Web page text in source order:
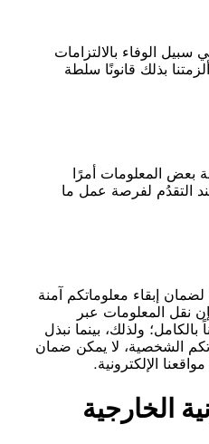
الوفاء بالالتزامات
ألزمتنا بذلك قانونًا سلطة
بعض المعلومات أمرًا
التقدُم لفرصة عمل ما
لضمان إبقاء معلوماتكم آمنة
نقل المعلومات عبر
بالكامل؛ ولذلك، بينما نبذل
الشخصية، لا يمكن ضمان
الإلكترونية.
الخارجية